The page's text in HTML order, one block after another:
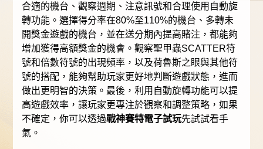
合適的機台、觀察週期、注意訊號和合理使用自動旋
轉功能。選擇得分率在80%至110%的機台、多轉未
開獎金遊戲的機台，並在送分期內提高賭注，都能夠
增加獲得高額獎金的機會。觀察聖甲蟲SCATTER符
號和倍數符號的出現頻率，以及荷魯斯之眼與其他符
號的搭配，能夠幫助玩家更好地判斷遊戲狀態，進而
做出更明智的決策。最後，利用自動旋轉功能可以提
高遊戲效率，讓玩家更專注於觀察和調整策略，如果
不確定，你可以透過戰神賽特電子試玩先試試看手
氣。